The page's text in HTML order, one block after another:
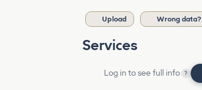
Upload Wrong data?
Services
Log in to see full info ?